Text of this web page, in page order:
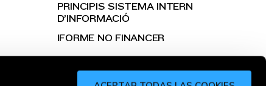
PRINCIPIS SISTEMA INTERN
D’INFORMACIÓ
IFORME NO FINANCER